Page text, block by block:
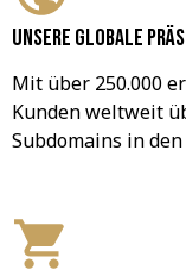
Unsere globale
Mit über 250.000
Kunden weltweit
Subdomains in